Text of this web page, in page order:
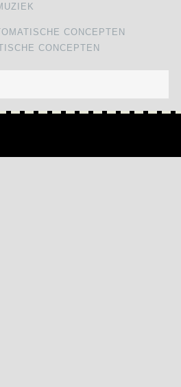
CONCEPTEN
CONCEPTEN